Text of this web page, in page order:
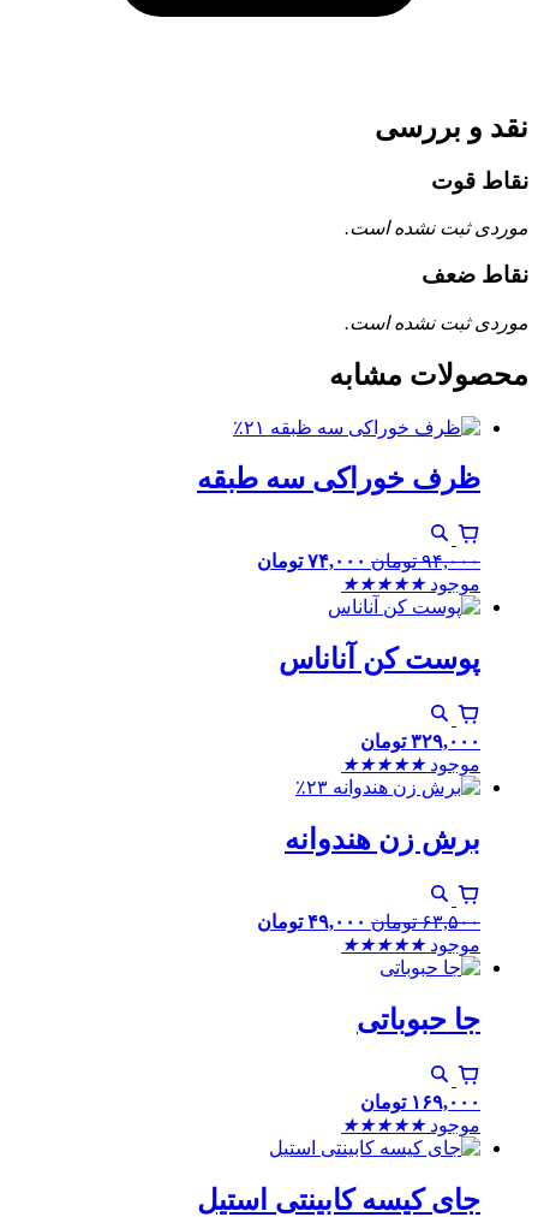
نقد و بررسی
نقاط قوت
موردی ثبت نشده است.
نقاط ضعف
موردی ثبت نشده است.
محصولات مشابه
٪۲۱
ظرف خوراکی سه طبقه
۹۴,۰۰۰ تومان ۷۴,۰۰۰ تومان
موجود ★
★
★
★
★
پوست کن آناناس
۳۲۹,۰۰۰ تومان
موجود ★
★
★
★
★
٪۲۳
برش زن هندوانه
۶۳,۵۰۰ تومان ۴۹,۰۰۰ تومان
موجود ★
★
★
★
★
جا حبوباتی
۱۶۹,۰۰۰ تومان
موجود ★
★
★
★
★
جای کیسه کابینتی استیل